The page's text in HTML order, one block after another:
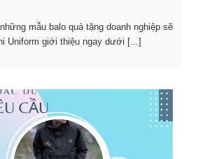
mẫu balo quà tặng doanh nghiệp sẽ
Uniform giới thiệu ngay dưới [...]